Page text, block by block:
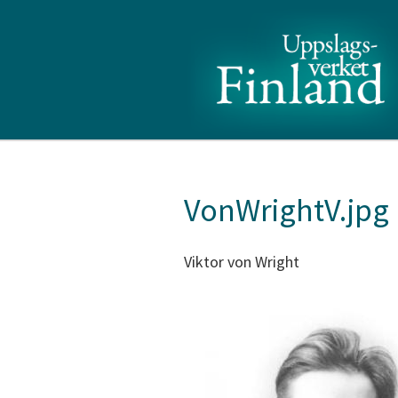
VonWrightV.jpg
Viktor von Wright